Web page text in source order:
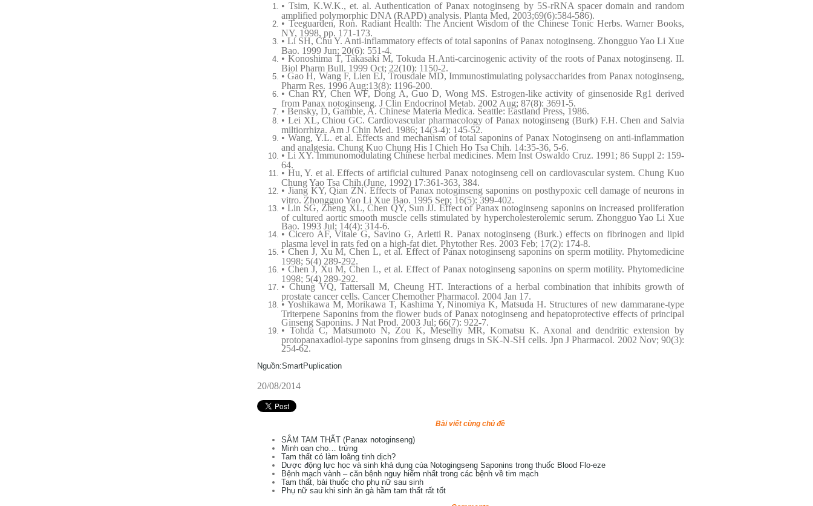
• Tsim, K.W.K., et. al. Authentication of Panax notoginseng by 5S-rRNA spacer domain and random
amplified polymorphic DNA (RAPD) analysis. Planta Med, 2003;69(6):584-586).
• Teeguarden, Ron. Radiant Health: The Ancient Wisdom of the Chinese Tonic Herbs. Warner Books,
NY, 1998, pp. 171-173.
• Li SH, Chu Y. Anti-inflammatory effects of total saponins of Panax notoginseng. Zhongguo Yao Li Xue
Bao. 1999 Jun; 20(6): 551-4.
• Konoshima T, Takasaki M, Tokuda H.Anti-carcinogenic activity of the roots of Panax notoginseng. II.
Biol Pharm Bull. 1999 Oct; 22(10): 1150-2.
• Gao H, Wang F, Lien EJ, Trousdale MD, Immunostimulating polysaccharides from Panax notoginseng,
Pharm Res. 1996 Aug:13(8): 1196-200.
• Chan RY, Chen WF, Dong A, Guo D, Wong MS. Estrogen-like activity of ginsenoside Rg1 derived
from Panax notoginseng. J Clin Endocrinol Metab. 2002 Aug; 87(8): 3691-5.
• Bensky, D, Gamble, A. Chinese Materia Medica. Seattle: Eastland Press, 1986.
• Lei XL, Chiou GC. Cardiovascular pharmacology of Panax notoginseng (Burk) F.H. Chen and Salvia
miltiorrhiza. Am J Chin Med. 1986; 14(3-4): 145-52.
• Wang, Y.L. et al. Effects and mechanism of total saponins of Panax Notoginseng on anti-inflammation
and analgesia. Chung Kuo Chung His I Chieh Ho Tsa Chih. 14:35-36, 5-6.
• Li XY. Immunomodulating Chinese herbal medicines. Mem Inst Oswaldo Cruz. 1991; 86 Suppl 2: 159-
64.
• Hu, Y. et al. Effects of artificial cultured Panax notoginseng cell on cardiovascular system. Chung Kuo
Chung Yao Tsa Chih.(June, 1992) 17:361-363, 384.
• Jiang KY, Qian ZN. Effects of Panax notoginseng saponins on posthypoxic cell damage of neurons in
vitro. Zhongguo Yao Li Xue Bao. 1995 Sep; 16(5): 399-402.
• Lin SG, Zheng XL, Chen QY, Sun JJ. Effect of Panax notoginseng saponins on increased proliferation
of cultured aortic smooth muscle cells stimulated by hypercholesterolemic serum. Zhongguo Yao Li Xue
Bao. 1993 Jul; 14(4): 314-6.
• Cicero AF, Vitale G, Savino G, Arletti R. Panax notoginseng (Burk.) effects on fibrinogen and lipid
plasma level in rats fed on a high-fat diet. Phytother Res. 2003 Feb; 17(2): 174-8.
• Chen J, Xu M, Chen L, et al. Effect of Panax notoginseng saponins on sperm motility. Phytomedicine
1998; 5(4) 289-292.
• Chen J, Xu M, Chen L, et al. Effect of Panax notoginseng saponins on sperm motility. Phytomedicine
1998; 5(4) 289-292.
• Chung VQ, Tattersall M, Cheung HT. Interactions of a herbal combination that inhibits growth of
prostate cancer cells. Cancer Chemother Pharmacol. 2004 Jan 17.
• Yoshikawa M, Morikawa T, Kashima Y, Ninomiya K, Matsuda H. Structures of new dammarane-type
Triterpene Saponins from the flower buds of Panax notoginseng and hepatoprotective effects of principal
Ginseng Saponins. J Nat Prod. 2003 Jul; 66(7): 922-7.
• Tohda C, Matsumoto N, Zou K, Meselhy MR, Komatsu K. Axonal and dendritic extension by
protopanaxadiol-type saponins from ginseng drugs in SK-N-SH cells. Jpn J Pharmacol. 2002 Nov; 90(3):
254-62.
Nguồn:SmartPuplication
20/08/2014
Bài viết cùng chủ đề
SÂM TAM THẤT (Panax notoginseng)
Minh oan cho… trứng
Tam thất có làm loãng tinh dịch?
Dược động lực học và sinh khả dụng của Notogingseng Saponins trong thuốc Blood Flo-eze
Bệnh mạch vành – căn bệnh nguy hiểm nhất trong các bệnh về tim mạch
Tam thất, bài thuốc cho phụ nữ sau sinh
Phụ nữ sau khi sinh ăn gà hầm tam thất rất tốt